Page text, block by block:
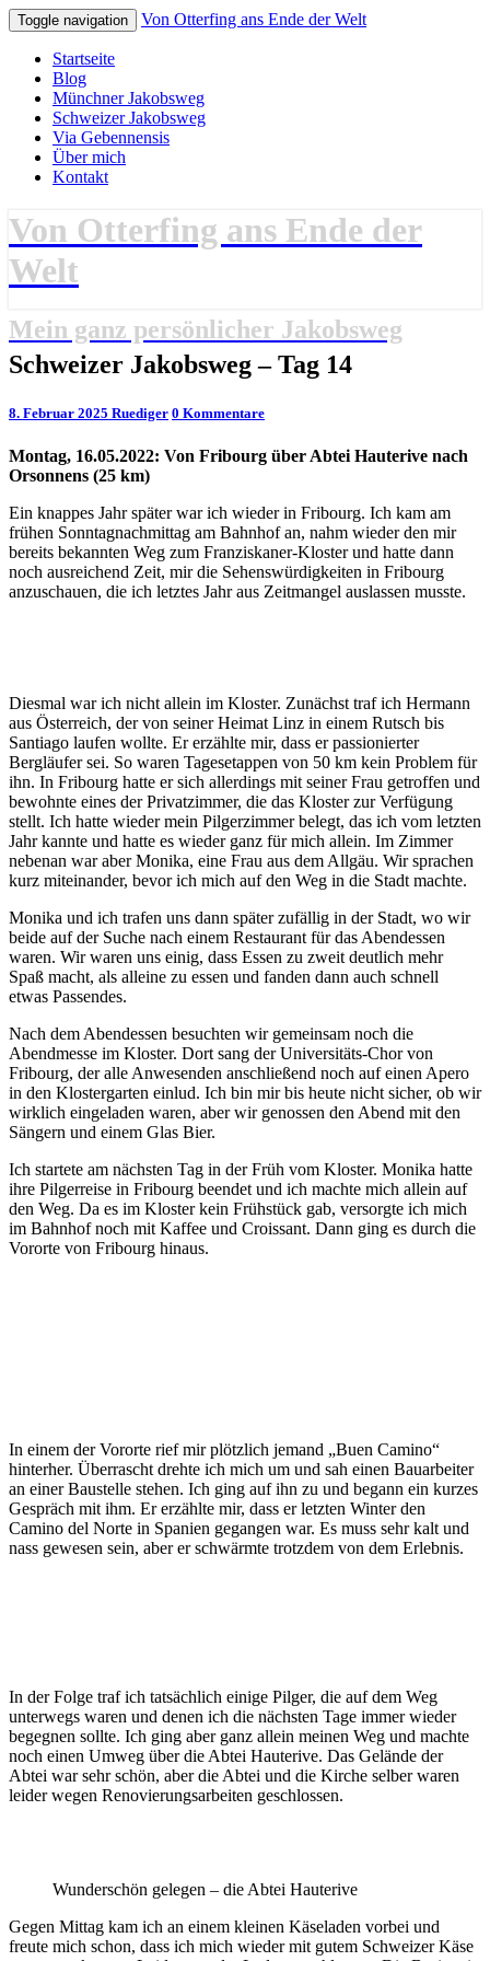
Toggle navigation Von Otterfing ans Ende der Welt
Startseite
Blog
Münchner Jakobsweg
Schweizer Jakobsweg
Via Gebennensis
Über mich
Kontakt
Von Otterfing ans Ende der
Welt
Mein ganz persönlicher Jakobsweg
Schweizer
Jakobsweg
Tag
Schweizer Jakobsweg – Tag 14
8. Februar 2025 Ruediger Kommentare
0 Kommentare
Montag, 16.05.2022: Von Fribourg über Abtei Hauterive nach
Orsonnens (25 km)
Ein knappes Jahr später war ich wieder in Fribourg. Ich kam am
frühen Sonntagnachmittag am Bahnhof an, nahm wieder den mir
bereits bekannten Weg zum Franziskaner-Kloster und hatte dann
noch ausreichend Zeit, mir die Sehenswürdigkeiten in Fribourg
anzuschauen, die ich letztes Jahr aus Zeitmangel auslassen musste.
Diesmal war ich nicht allein im Kloster. Zunächst traf ich Hermann
aus Österreich, der von seiner Heimat Linz in einem Rutsch bis
Santiago laufen wollte. Er erzählte mir, dass er passionierter
Bergläufer sei. So waren Tagesetappen von 50 km kein Problem für
ihn. In Fribourg hatte er sich allerdings mit seiner Frau getroffen und
bewohnte eines der Privatzimmer, die das Kloster zur Verfügung
stellt. Ich hatte wieder mein Pilgerzimmer belegt, das ich vom letzten
Jahr kannte und hatte es wieder ganz für mich allein. Im Zimmer
nebenan war aber Monika, eine Frau aus dem Allgäu. Wir sprachen
kurz miteinander, bevor ich mich auf den Weg in die Stadt machte.
Monika und ich trafen uns dann später zufällig in der Stadt, wo wir
beide auf der Suche nach einem Restaurant für das Abendessen
waren. Wir waren uns einig, dass Essen zu zweit deutlich mehr
Spaß macht, als alleine zu essen und fanden dann auch schnell
etwas Passendes.
Nach dem Abendessen besuchten wir gemeinsam noch die
Abendmesse im Kloster. Dort sang der Universitäts-Chor von
Fribourg, der alle Anwesenden anschließend noch auf einen Apero
in den Klostergarten einlud. Ich bin mir bis heute nicht sicher, ob wir
wirklich eingeladen waren, aber wir genossen den Abend mit den
Sängern und einem Glas Bier.
Ich startete am nächsten Tag in der Früh vom Kloster. Monika hatte
ihre Pilgerreise in Fribourg beendet und ich machte mich allein auf
den Weg. Da es im Kloster kein Frühstück gab, versorgte ich mich
im Bahnhof noch mit Kaffee und Croissant. Dann ging es durch die
Vororte von Fribourg hinaus.
In einem der Vororte rief mir plötzlich jemand „Buen Camino“
hinterher. Überrascht drehte ich mich um und sah einen Bauarbeiter
an einer Baustelle stehen. Ich ging auf ihn zu und begann ein kurzes
Gespräch mit ihm. Er erzählte mir, dass er letzten Winter den
Camino del Norte in Spanien gegangen war. Es muss sehr kalt und
nass gewesen sein, aber er schwärmte trotzdem von dem Erlebnis.
In der Folge traf ich tatsächlich einige Pilger, die auf dem Weg
unterwegs waren und denen ich die nächsten Tage immer wieder
begegnen sollte. Ich ging aber ganz allein meinen Weg und machte
noch einen Umweg über die Abtei Hauterive. Das Gelände der
Abtei war sehr schön, aber die Abtei und die Kirche selber waren
leider wegen Renovierungsarbeiten geschlossen.
Wunderschön gelegen – die Abtei Hauterive
Gegen Mittag kam ich an einem kleinen Käseladen vorbei und
freute mich schon, dass ich mich wieder mit gutem Schweizer Käse